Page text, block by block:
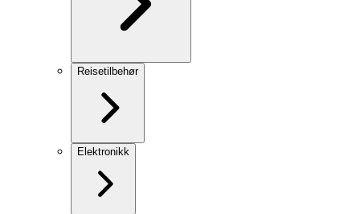
Reisetilbehør
Elektronikk